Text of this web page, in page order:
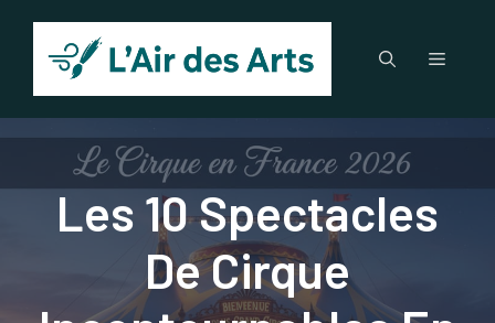
contenu
Menu
Les 10 Spectacles
De Cirque